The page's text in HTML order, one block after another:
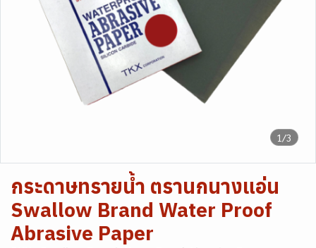
1/3
กระดาษทรายน้ำ ตรานกนางแอ่น
Swallow Brand Water Proof
Abrasive Paper